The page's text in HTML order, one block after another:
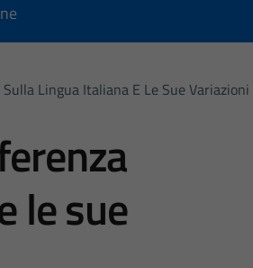
Lingua Italiana E Le Sue Variazioni
le sue